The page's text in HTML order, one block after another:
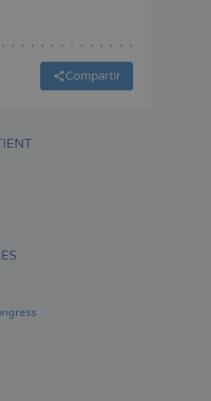
Compartir